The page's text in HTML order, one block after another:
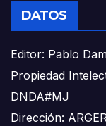
DATOS
Editor: Pablo
Propiedad
DNDA#MJ
Dirección: